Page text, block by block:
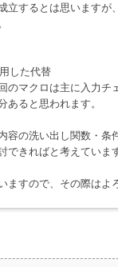
立するとは思いますが
した代替
のマクロは主に入力チ
あると思われます。
容の洗い出し関数・条
できればと考えていま
ますので、その際はよ